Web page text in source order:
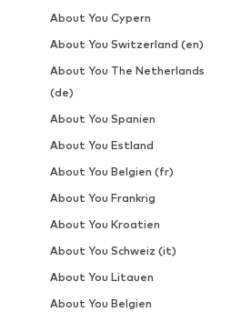
About You Cypern
About You Switzerland (en)
About You The Netherlands
(de)
About You Spanien
About You Estland
About You Belgien (fr)
About You Frankrig
About You Kroatien
About You Schweiz (it)
About You Litauen
About You Belgien